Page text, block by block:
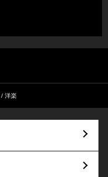
洋楽